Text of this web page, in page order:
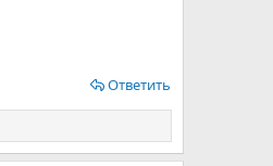
Ответить